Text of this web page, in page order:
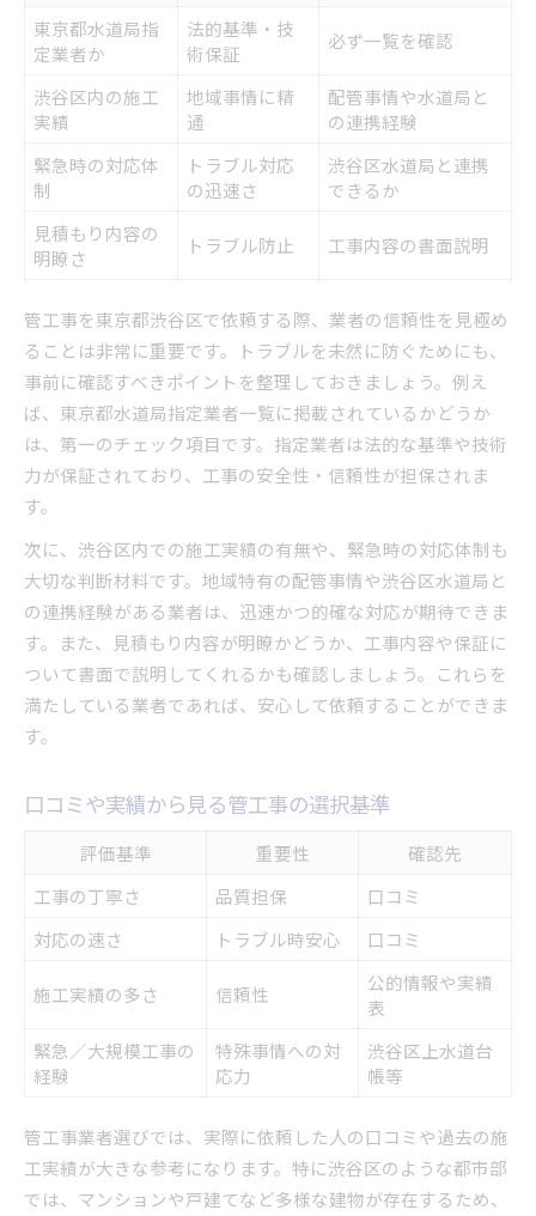
東京都水道局指
定業者か
法的基準・技
術保証
必ず一覧を確認
渋谷区内の施工
実績
地域事情に精
通
配管事情や水道局と
の連携経験
緊急時の対応体
制
トラブル対応
の迅速さ
渋谷区水道局と連携
できるか
見積もり内容の
明瞭さ
トラブル防止 工事内容の書面説明
管工事を東京都渋谷区で依頼する際、業者の信頼性を見極め
ることは非常に重要です。トラブルを未然に防ぐためにも、
事前に確認すべきポイントを整理しておきましょう。例え
ば、東京都水道局指定業者一覧に掲載されているかどうか
は、第一のチェック項目です。指定業者は法的な基準や技術
力が保証されており、工事の安全性・信頼性が担保されま
す。
次に、渋谷区内での施工実績の有無や、緊急時の対応体制も
大切な判断材料です。地域特有の配管事情や渋谷区水道局と
の連携経験がある業者は、迅速かつ的確な対応が期待できま
す。また、見積もり内容が明瞭かどうか、工事内容や保証に
ついて書面で説明してくれるかも確認しましょう。これらを
満たしている業者であれば、安心して依頼することができま
す。
口コミや実績から見る管工事の選択基準
評価基準 重要性
確認先
工事の丁寧さ
品質担保
口コミ
対応の速さ
トラブル時安心 口コミ
施工実績の多さ 信頼性
公的情報や実績
表
緊急／大規模工事の
経験
特殊事情への対
応力
渋谷区上水道台
帳等
管工事業者選びでは、実際に依頼した人の口コミや過去の施
工実績が大きな参考になります。特に渋谷区のような都市部
では、マンションや戸建てなど多様な建物が存在するため、